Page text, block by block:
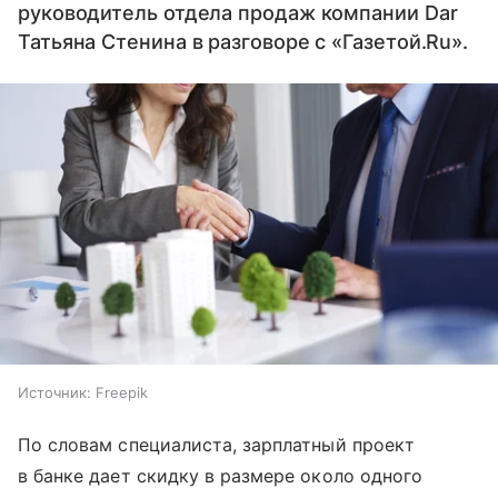
руководитель отдела продаж компании Dar
Татьяна Стенина в разговоре с «Газетой.Ru».
Источник: Freepik
По словам специалиста, зарплатный проект
в банке дает скидку в размере около одного